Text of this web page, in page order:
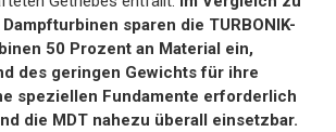
sparen die TURBONIK-
50 Prozent an Material ein,
des geringen Gewichts für ihre
speziellen Fundamente erforderlich
die MDT nahezu überall einsetzbar.